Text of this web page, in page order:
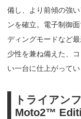
備し、より前傾の強
ンを確立。電子制御
ディングモードなど
少性を兼ね備えた、
い一台に仕上がってい
トライアン
Moto2™